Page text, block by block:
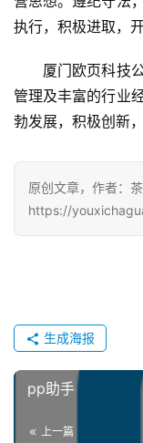
0
2
十
三
茶
奖
月
0
日
执行，积极进取，
厦门欧页科技公
管理及丰富的行业
勃发展，积极创新
原创文章，作者：
https://
生成海报
pp助手
上一篇